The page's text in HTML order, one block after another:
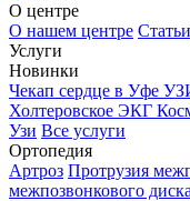
О центре
О нашем центре Статьи
Услуги
Новинки
Чекап сердце в Уфе
Холтеровское ЭКГ
Узи Все услуги
Ортопедия
Артроз Протрузия
межпозвонкового диска